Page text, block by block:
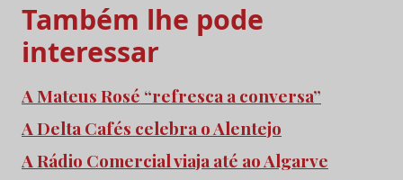
Também lhe pode
interessar
A Mateus Rosé “refresca a conversa”
A Delta Cafés celebra o Alentejo
A Rádio Comercial viaja até ao Algarve